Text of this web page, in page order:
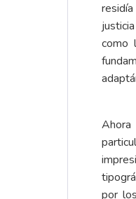
como
Ahora
por